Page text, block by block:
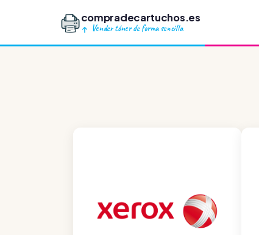
compradecartuchos.es
Vender tóner de forma sencilla